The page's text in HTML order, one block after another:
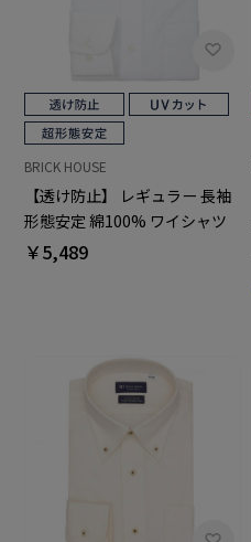
BRICK HOUSE
【透け防止】 レギュラー 長袖
形態安定 綿100% ワイシャツ
白無地
￥5,489